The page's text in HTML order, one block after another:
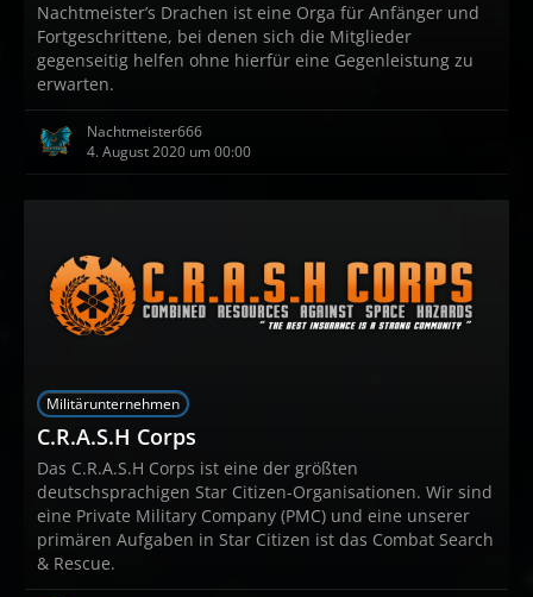
Nachtmeister’s Drachen ist eine Orga für Anfänger und
Fortgeschrittene, bei denen sich die Mitglieder
gegenseitig helfen ohne hierfür eine Gegenleistung zu
erwarten.
Nachtmeister666
4. August 2020 um 00:00
Militärunternehmen
C.R.A.S.H Corps
Das C.R.A.S.H Corps ist eine der größten
deutschsprachigen Star Citizen-Organisationen. Wir sind
eine Private Military Company (PMC) und eine unserer
primären Aufgaben in Star Citizen ist das Combat Search
& Rescue.